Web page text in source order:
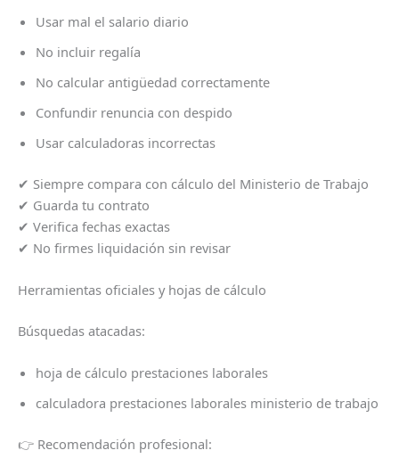
Usar mal el salario diario
No incluir regalía
No calcular antigüedad correctamente
Confundir renuncia con despido
Usar calculadoras incorrectas
✔ Siempre compara con cálculo del Ministerio de Trabajo
✔ Guarda tu contrato
✔ Verifica fechas exactas
✔ No firmes liquidación sin revisar
Herramientas oficiales y hojas de cálculo
Búsquedas atacadas:
hoja de cálculo prestaciones laborales
calculadora prestaciones laborales ministerio de trabajo
👉 Recomendación profesional: